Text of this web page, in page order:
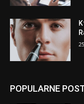
POPULARNE